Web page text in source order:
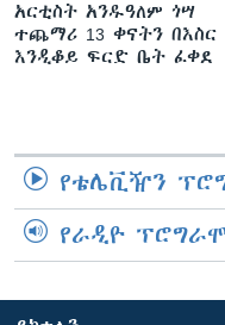
አርቲስት አንዱዓለም ጎሣ
ተጨማሪ 13 ቀናትን በእስር
እንዲቆይ ፍርድ ቤት ፈቀደ
የቴሌቪዥን
የራዲዮ